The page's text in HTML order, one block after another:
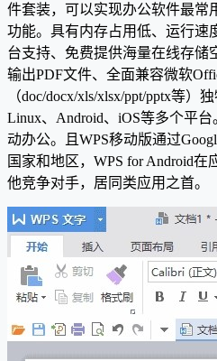
件套装，可以实现办公软件最常
功能。具有内存占用低、运行速
台支持、免费提供海量在线存储
输出PDF文件、全面兼容微软
（doc/docx/xls/xlsx/ppt/pptx等）
Linux、Android、iOS等多个平
动办公。且WPS移动版通过
国家和地区，WPS for Android
他竞争对手，居同类应用之首。